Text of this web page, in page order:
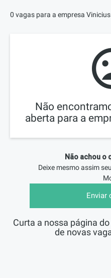
0 vagas para a empresa
Não
aberta para a
Não achou o
Deixe mesmo assim
Enviar
Curta a nossa página
de novas